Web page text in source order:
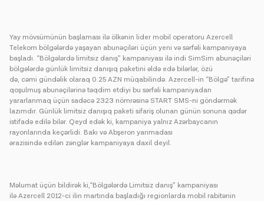
Yay mövsümünün başlaması ilə ölkənin lider mobil operatoru Azercell
Telekom bölgələrdə yaşayan abunəçiləri üçün yeni və sərfəli kampaniyaya
başladı. “Bölgələrdə limitsiz danış” kampaniyası ilə indi SimSim abunəçiləri
bölgələrdə günlük limitsiz danışıq paketini əldə edə bilərlər, özü
də, cəmi gündəlik olaraq 0.25 AZN müqabilində. Azercell-in “Bölgə” tarifinə
qoşulmuş abunəçilərinə təqdim etdiyi bu sərfəli kampaniyadan
yararlanmaq üçün sadəcə 2323 nömrəsinə START SMS-ni göndərmək
lazımdır. Günlük limitsiz danışıq paketi sifariş olunan günün sonuna qədər
istifadə edilə bilər. Qeyd edək ki, kampaniya yalnız Azərbaycanın
rayonlarında keçərlidi. Bakı və Abşeron yarımadası
ərazisində edilən zənglər kampaniyaya daxil deyil.
Məlumat üçün bildirək ki,“Bölgələrdə Limitsiz danış” kampaniyası
ilə Azercell 2012-ci ilin martında başladığı regionlarda mobil rabitənin